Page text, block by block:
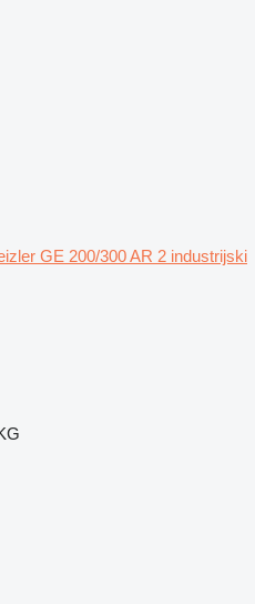
GE 200/300 AR 2 industrijski